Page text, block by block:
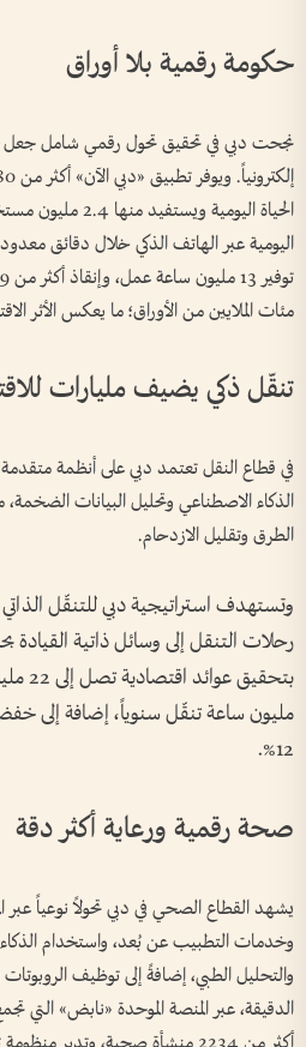
حكومة رقمية بلا أوراق
نجحت دبي في تحقيق تحول رقمي شامل جعل
الحياة اليومية
اليومية عبر الهاتف الذكي خلال دقائق
مئات الملايين من الأوراق؛ ما يعكس الأثر
تنقّل ذكي يضيف مليارات
في قطاع النقل تعتمد دبي على أنظمة متقدمة
الذكاء الاصطناعي وتحليل البيانات
الطرق وتقليل الازدحام.
مليون ساعة تنقّل سنوياً، إضافة إلى
12%.
صحة رقمية ورعاية أكثر دقة
يشهد القطاع الصحي في دبي تحولاً نوعياً عبر
وخدمات التطبيب عن بُعد، واستخدام
والتحليل الطبي، إضافةً إلى توظيف